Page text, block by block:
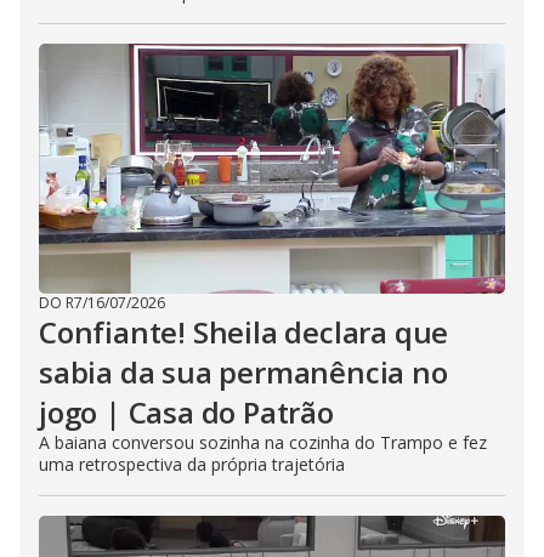
DO R7/16/07/2026
Confiante! Sheila declara que
sabia da sua permanência no
jogo | Casa do Patrão
A baiana conversou sozinha na cozinha do Trampo e fez
uma retrospectiva da própria trajetória